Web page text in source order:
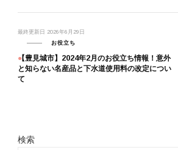
最終更新日 2026年6月29日
お役立ち
【豊見城市】2024年2月のお役立ち情報！意外
と知らない名産品と下水道使用料の改定につい
て
検索